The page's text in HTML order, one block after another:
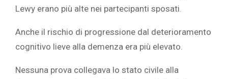
Lewy erano più alte nei partecipanti sposati.
Anche il rischio di progressione dal deterioramento
cognitivo lieve alla demenza era più elevato.
Nessuna prova collegava lo stato civile alla